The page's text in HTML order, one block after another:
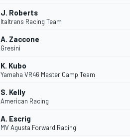
J. Roberts
Italtrans Racing Team
A. Zaccone
Gresini
K. Kubo
Yamaha VR46 Master Camp Team
S. Kelly
American Racing
A. Escrig
MV Agusta Forward Racing